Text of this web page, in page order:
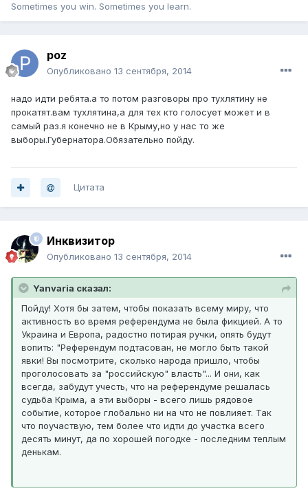
Sometimes you win. Sometimes you learn.
poz
Опубликовано 13 сентября, 2014
надо идти ребята.а то потом разговоры про тухлятину не
прокатят.вам тухлятина,а для тех кто голосует может и в
самый раз.я конечно не в Крыму,но у нас то же
выборы.Губернатора.Обязательно пойду.
Цитата
Инквизитор
Опубликовано 13 сентября, 2014
Yanvaria сказал:
Пойду! Хотя бы затем, чтобы показать всему миру, что
активность во время референдума не была фикцией. А то
Украина и Европа, радостно потирая ручки, опять будут
вопить: "Референдум подтасован, не могло быть такой
явки! Вы посмотрите, сколько народа пришло, чтобы
проголосовать за "российскую" власть"... И они, как
всегда, забудут учесть, что на референдуме решалась
судьба Крыма, а эти выборы - всего лишь рядовое
событие, которое глобально ни на что не повлияет. Так
что поучаствую, тем более что идти до участка всего
десять минут, да по хорошей погодке - последним теплым
денькам.